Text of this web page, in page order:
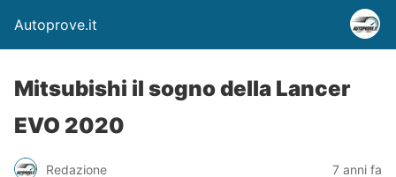
Autoprove.it
Mitsubishi il sogno della Lancer
EVO 2020
Redazione 7 anni fa